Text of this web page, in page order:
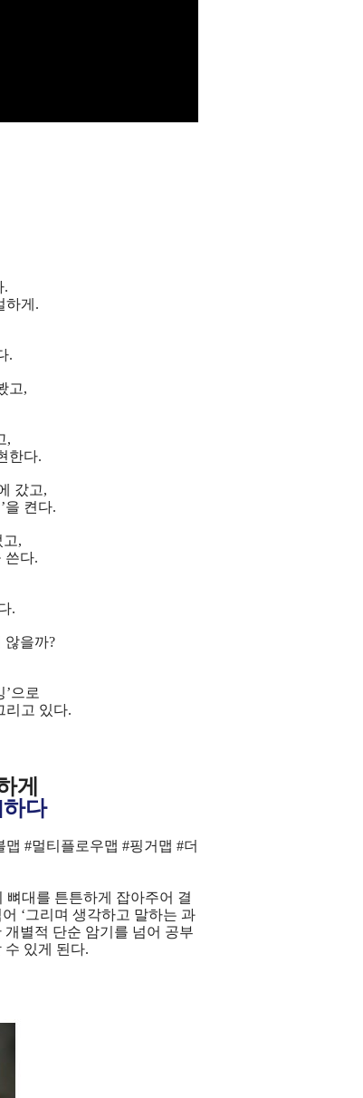
.
하게.
.
고,
,
한다.
갔고,
을 켠다.
고,
쓴다.
.
않을까?
으로
리고 있다.
게
다
#멀티플로우맵 #핑거맵 #더
뼈대를 튼튼하게 잡아주어 결
‘그리며 생각하고 말하는 과
별적 단순 암기를 넘어 공부
수 있게 된다.